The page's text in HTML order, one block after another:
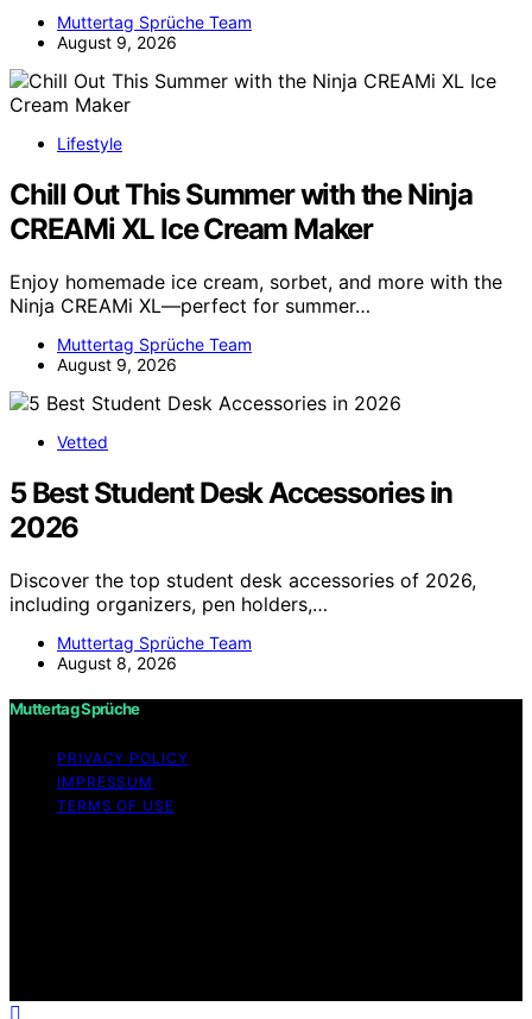
Muttertag Sprüche Team
August 9, 2026
Lifestyle
Chill Out This Summer with the Ninja
CREAMi XL Ice Cream Maker
Enjoy homemade ice cream, sorbet, and more with the
Ninja CREAMi XL—perfect for summer…
Muttertag Sprüche Team
August 9, 2026
Vetted
5 Best Student Desk Accessories in
2026
Discover the top student desk accessories of 2026,
including organizers, pen holders,…
Muttertag Sprüche Team
August 8, 2026
Muttertag Sprüche
PRIVACY POLICY
IMPRESSUM
TERMS OF USE